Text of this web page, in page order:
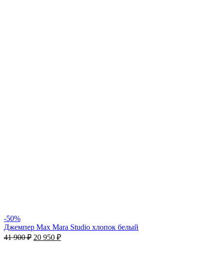
-50%
Джемпер Max Mara Studio хлoпoк белый
41 900₽ 20 950 ₽